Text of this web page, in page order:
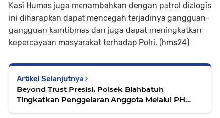
Kasi Humas juga menambahkan dengan patrol dialogis
ini diharapkan dapat mencegah terjadinya gangguan-
gangguan kamtibmas dan juga dapat meningkatkan
kepercayaan masyarakat terhadap Polri. (hms24)
Artikel Selanjutnya
Beyond Trust Presisi, Polsek Blahbatuh
Tingkatkan Penggelaran Anggota Melalui PH